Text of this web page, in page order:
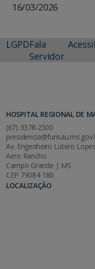
16/03/2026
LGPDFala
Servidor
HOSPITAL REGIONAL DE
(67) 3378-2500
Av. Engenheiro Lutero
Aero Rancho
Campo Grande | MS
CEP 79084-180
LOCALIZAÇÃO